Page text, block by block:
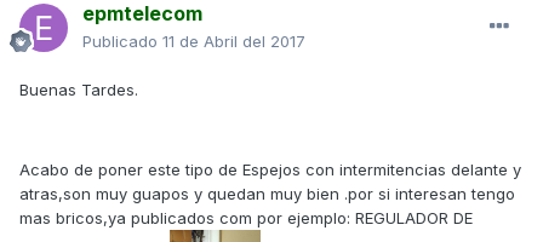
epmtelecom
Publicado 11 de Abril del 2017
Buenas Tardes.
Acabo de poner este tipo de Espejos con intermitencias delante y
atras,son muy guapos y quedan muy bien .por si interesan tengo
mas bricos,ya publicados com por ejemplo: REGULADOR DE